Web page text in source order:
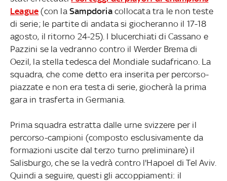
League (con la Sampdoriacollocata tra le non teste
di serie; le partite di andata si giocheranno il 17-18
agosto, il ritorno 24-25). I blucerchiati di Cassano e
Pazzini se la vedranno contro il Werder Brema di
Oezil, la stella tedesca del Mondiale sudafricano. La
squadra, che come detto era inserita per percorso-
piazzate e non era testa di serie, giocherà la prima
gara in trasferta in Germania.
Prima squadra estratta dalle urne svizzere per il
percorso-campioni (composto esclusivamente da
formazioni uscite dal terzo turno preliminare) il
Salisburgo, che se la vedrà contro l'Hapoel di Tel Aviv.
Quindi a seguire, questi gli accoppiamenti: il